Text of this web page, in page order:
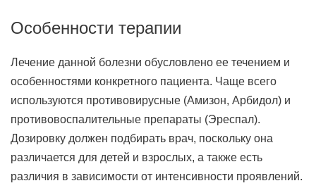
Особенности терапии
Лечение данной болезни обусловлено ее течением и
особенностями конкретного пациента. Чаще всего
используются противовирусные (Амизон, Арбидол) и
противовоспалительные препараты (Эреспал).
Дозировку должен подбирать врач, поскольку она
различается для детей и взрослых, а также есть
различия в зависимости от интенсивности проявлений.